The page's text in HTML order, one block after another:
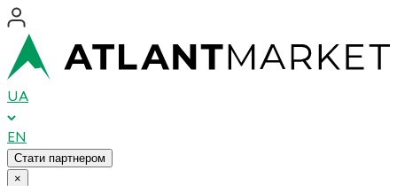
UA
EN
Стати партнером
×